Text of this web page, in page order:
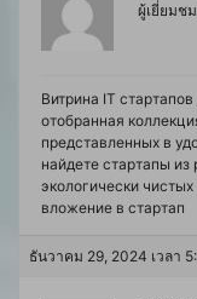
ผู้เยี่ยมชม
Витрина IT
отобранная
представленных в
найдете стартапы из
экологически
вложение в стартап
ธันวาคม 29, 2024 เวลา